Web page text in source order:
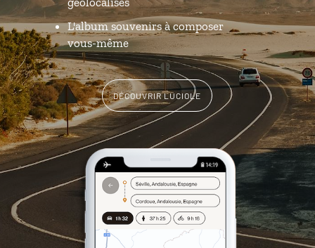
L'album souvenirs à composer
vous-même
DÉCOUVRIR LUCIOLE